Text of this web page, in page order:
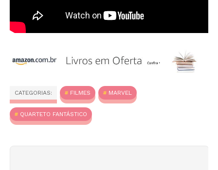
CATEGORIAS: FILMES MARVEL
QUARTETO FANTÁSTICO